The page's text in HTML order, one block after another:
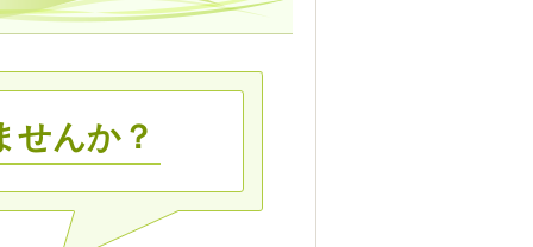
せんか？